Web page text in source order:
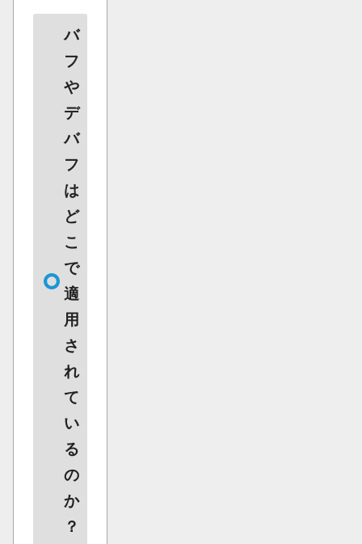
バ
フ
や
デ
バ
フ
は
ど
こ
で
適
用
さ
れ
て
い
る
の
か
？